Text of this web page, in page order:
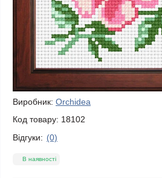
Виробник: Orchidea
Код товару: 18102
Відгуки: (0)
В наявності